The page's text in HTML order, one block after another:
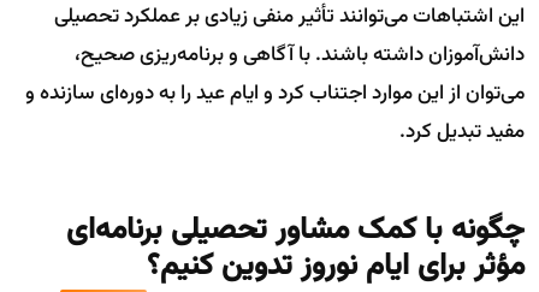
این اشتباهات می‌توانند تأثیر منفی زیادی بر عملکرد تحصیلی
دانش‌آموزان داشته باشند. با آگاهی و برنامه‌ریزی صحیح،
می‌توان از این موارد اجتناب کرد و ایام عید را به دوره‌ای سازنده و
مفید تبدیل کرد.
چگونه با کمک مشاور تحصیلی برنامه‌ای
مؤثر برای ایام نوروز تدوین کنیم؟